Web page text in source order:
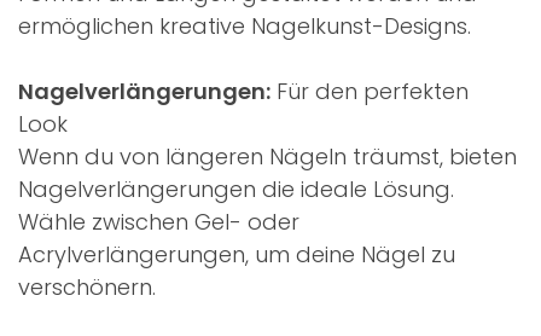
ermöglichen kreative Nagelkunst-Designs.
Nagelverlängerungen: Für den perfekten
Look
Wenn du von längeren Nägeln träumst, bieten
Nagelverlängerungen die ideale Lösung.
Wähle zwischen Gel- oder
Acrylverlängerungen, um deine Nägel zu
verschönern.